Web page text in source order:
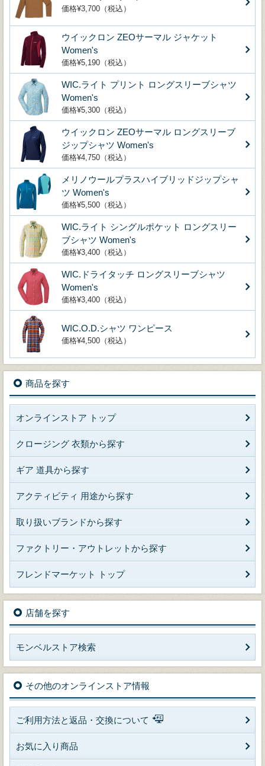
価格¥3,700（税込）
ウイックロン ZEOサーマル ジャケット
Women's
価格¥5,190（税込）
WIC.ライト プリント ロングスリーブシャツ
Women's
価格¥5,300（税込）
ウイックロン ZEOサーマル ロングスリーブ
ジップシャツ Women's
価格¥4,750（税込）
メリノウールプラスハイブリッドジップシャ
ツ Women's
価格¥5,500（税込）
WIC.ライト シングルポケット ロングスリー
ブシャツ Women's
価格¥3,400（税込）
WIC.ドライタッチ ロングスリーブシャツ
Women's
価格¥3,400（税込）
WIC.O.D.シャツ ワンピース
価格¥4,500（税込）
商品を探す
オンラインストア トップ
クロージング 衣類から探す
ギア 道具から探す
アクティビティ 用途から探す
取り扱いブランドから探す
ファクトリー・アウトレットから探す
フレンドマーケット トップ
店舗を探す
モンベルストア検索
その他のオンラインストア情報
ご利用方法と返品・交換について
お気に入り商品